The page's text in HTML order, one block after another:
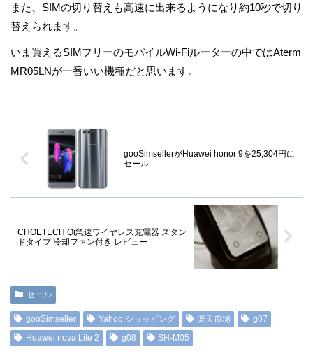
また、SIMの切り替えも高速に出来るようになり約10秒で切り
替えられます。
いま買えるSIMフリーのモバイルWi-Fiルーターの中ではAterm
MR05LNが一番いい機種だと思います。
gooSimsellerがHuawei honor 9を25,304円に
セール
CHOETECH Qi急速ワイヤレス充電器 スタン
ドタイプ 冷却ファン付き レビュー
セール
gooSimseller Yahoo!ショッピング 楽天市場
g07
Huawei nova Lite 2
g08 SH-M05